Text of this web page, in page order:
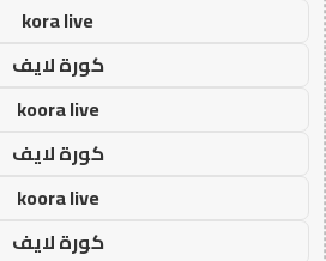
kora live
كورة لايف
koora live
كورة لايف
koora live
كورة لايف